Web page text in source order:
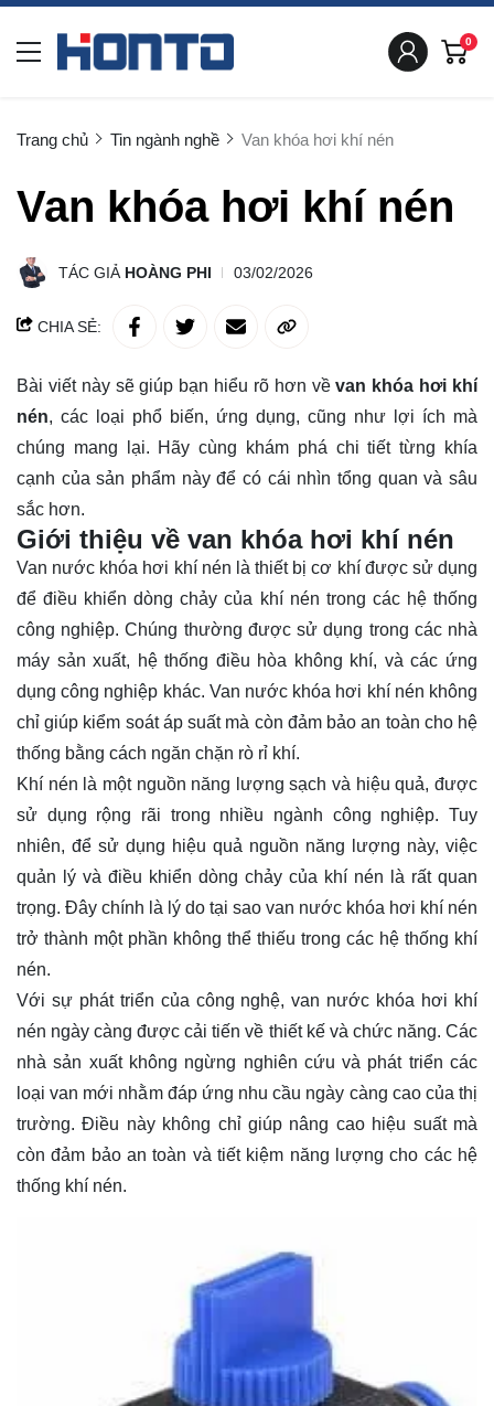
0
Trang chủ Tin ngành nghề Van khóa hơi khí nén
Van khóa hơi khí nén
TÁC GIẢ HOÀNG PHI 03/02/2026
CHIA SẺ:
Bài viết này sẽ giúp bạn hiểu rõ hơn vềvan khóa hơi khí
nén, các loại phổ biến, ứng dụng, cũng như lợi ích mà
chúng mang lại. Hãy cùng
khám phá chi tiết từng khía
cạnh của sản phẩm này để có cái nhìn tổng quan và sâu
sắc hơn.
Giới thiệu về van khóa hơi khí nén
Van nước khóa hơi khí nén là thiết bị cơ khí được sử dụng
để điều khiển dòng chảy của khí nén trong các hệ thống
công nghiệp. Chúng thường được sử dụng trong các nhà
máy sản xuất, hệ thống điều hòa không khí, và các ứng
dụng công nghiệp khác. Van nước khóa hơi khí nén không
chỉ giúp kiểm soát áp suất mà còn đảm bảo an toàn cho hệ
thống bằng cách ngăn chặn rò rỉ khí.
Khí nén là một nguồn năng lượng sạch và hiệu quả, được
sử dụng rộng rãi trong nhiều ngành công nghiệp. Tuy
nhiên, để sử dụng hiệu quả nguồn năng lượng này, việc
quản lý và điều khiển dòng chảy của khí nén là rất quan
trọng. Đây chính là lý do tại sao van nước khóa hơi khí nén
trở thành một phần không thể thiếu trong các hệ thống khí
nén.
Với sự phát triển của công nghệ, van nước khóa hơi khí
nén ngày càng được cải tiến về thiết kế và chức năng. Các
nhà sản xuất không ngừng nghiên cứu và phát triển các
loại van mới nhằm đáp ứng nhu cầu ngày càng cao của thị
trường. Điều này không chỉ giúp nâng cao hiệu suất mà
còn đảm bảo an toàn và tiết kiệm năng lượng cho các hệ
thống khí nén.